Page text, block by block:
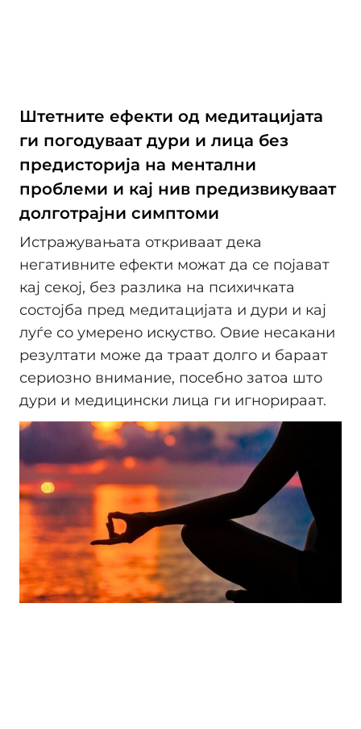
Штетните ефекти од медитацијата
ги погодуваат дури и лица без
предисторија на ментални
проблеми и кај нив предизвикуваат
долготрајни симптоми
Истражувањата откриваат дека
негативните ефекти можат да се појават
кај секој, без разлика на психичката
состојба пред медитацијата и дури и кај
луѓе со умерено искуство. Овие несакани
резултати може да траат долго и бараат
сериозно внимание, посебно затоа што
дури и медицински лица ги игнорираат.